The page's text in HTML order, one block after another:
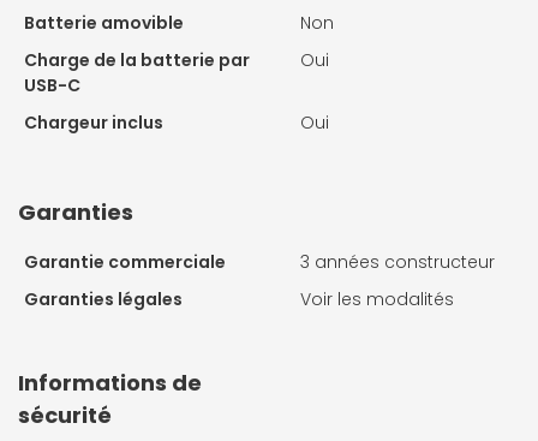
Batterie amovible
Non
Charge de la batterie par
USB-C
Oui
Chargeur inclus Oui
Garanties
Garantie commerciale
3 années constructeur
Garanties légales
Voir les modalités
Informations de
sécurité